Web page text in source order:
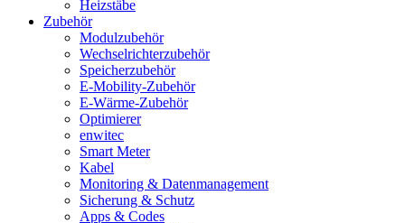
Heizstäbe
Zubehör
Modulzubehör
Wechselrichterzubehör
Speicherzubehör
E-Mobility-Zubehör
E-Wärme-Zubehör
Optimierer
enwitec
Smart Meter
Kabel
Monitoring & Datenmanagement
Sicherung & Schutz
Apps & Codes